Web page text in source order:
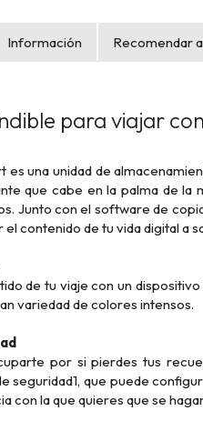
Información Recomendar
para viajar
es una unidad de
que cabe en la palma de la
Junto con el software de
contenido de tu vida digital a
de tu viaje con un
variedad de colores intensos.
por si pierdes tus
seguridad1, que puede
con la que quieres que se